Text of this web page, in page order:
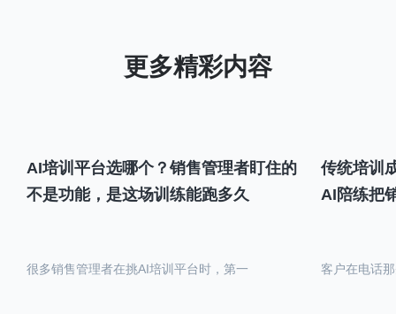
AI培训平台选哪个？销售管理者盯住的
不是功能，是这场训练能跑多久
很多销售管理者在挑AI培训平台时，第一
传统培训
AI陪练把
客户在电话